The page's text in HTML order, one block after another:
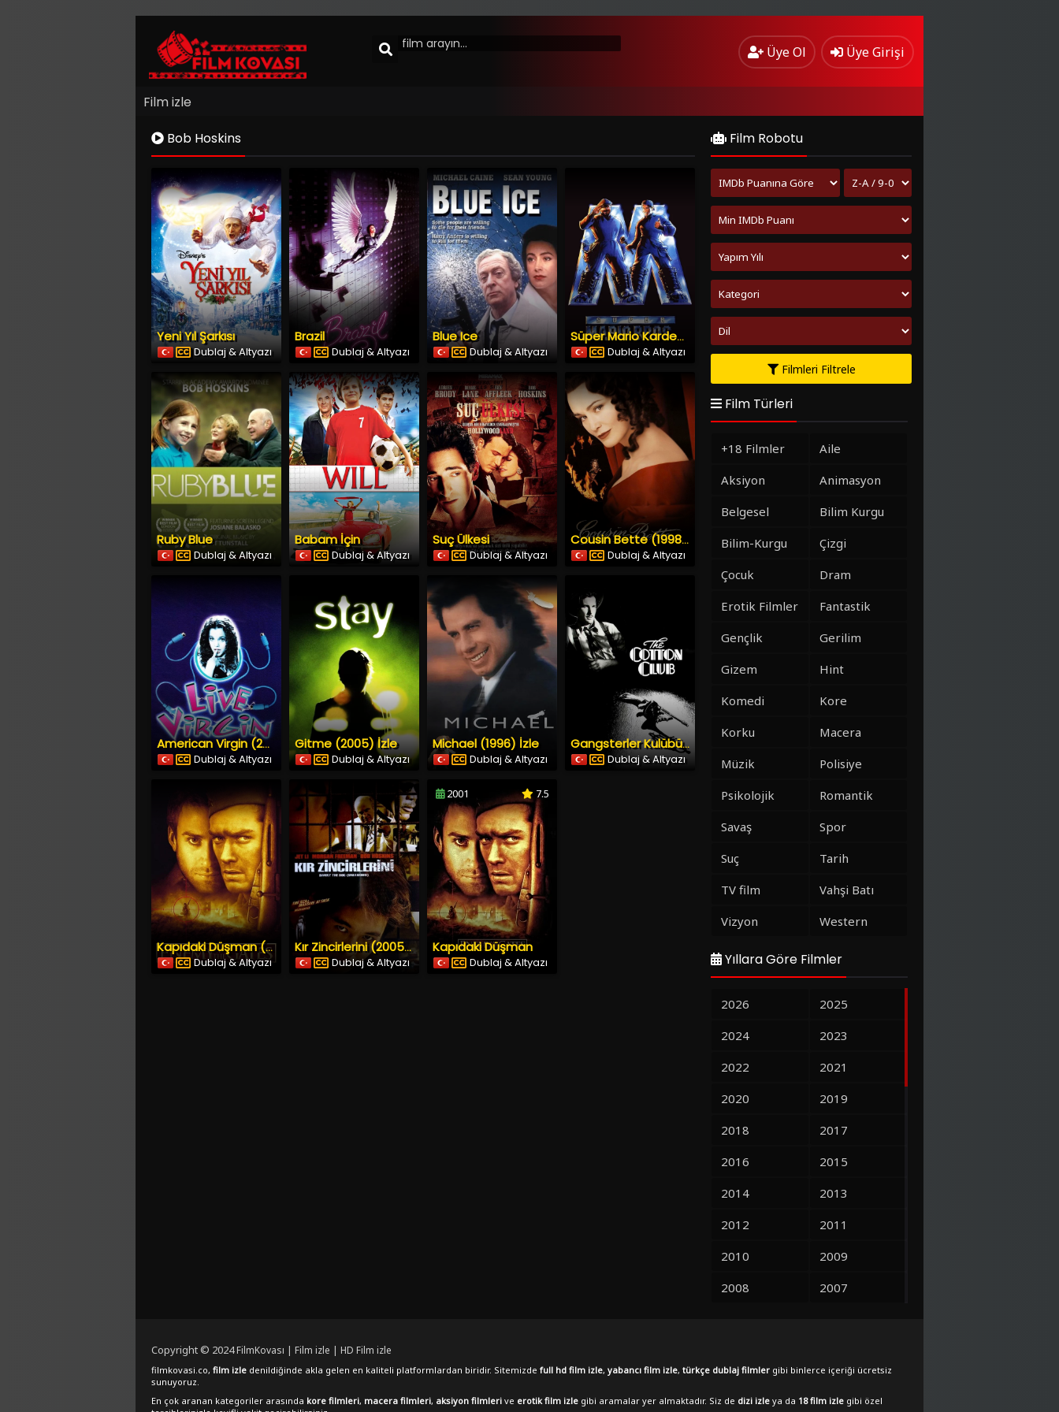
Üye Ol Üye Girişi
Film izle
Bob Hoskins
Yeni Yıl Şarkısı
Dublaj & Altyazı
Brazil
Dublaj & Altyazı
Blue Ice
Dublaj & Altyazı
Süper Mario Kardeşler
Dublaj & Altyazı
Ruby Blue
Dublaj & Altyazı
Babam İçin
Dublaj & Altyazı
Suç Ülkesi
Dublaj & Altyazı
Cousin Bette (1998) İzle
Dublaj & Altyazı
American Virgin (2000) İzle
Dublaj & Altyazı
Gitme (2005) İzle
Dublaj & Altyazı
Michael (1996) İzle
Dublaj & Altyazı
Gangsterler Kulübü (1984) İzle
Dublaj & Altyazı
Kapıdaki Düşman (2001) İzle
Dublaj & Altyazı
Kır Zincirlerini (2005) İzle
Dublaj & Altyazı
2001 7.5
Kapıdaki Düşman
Dublaj & Altyazı
Film Robotu
Filmleri Filtrele
Film Türleri
+18 Filmler
Aile
Aksiyon
Animasyon
Belgesel
Bilim Kurgu
Bilim-Kurgu
Çizgi
Çocuk
Dram
Erotik Filmler
Fantastik
Gençlik
Gerilim
Gizem
Hint
Komedi
Kore
Korku
Macera
Müzik
Polisiye
Psikolojik
Romantik
Savaş
Spor
Suç
Tarih
TV film
Vahşi Batı
Vizyon
Western
Yıllara Göre Filmler
2026
2025
2024
2023
2022
2021
2020
2019
2018
2017
2016
2015
2014
2013
2012
2011
2010
2009
2008
2007
Copyright © 2024FilmKovası | Film izle | HD Film izle
filmkovasi.co, film izle denildiğinde akla gelen en kaliteli platformlardan biridir. Sitemizde full hd film izle, yabancı film izle, türkçe dublaj filmler gibi binlerce içeriği ücretsiz
sunuyoruz.
En çok aranan kategoriler arasında kore filmleri, macera filmleri, aksiyon filmleri ve erotik film izle gibi aramalar yer almaktadır. Siz de dizi izle ya da 18 film izle gibi özel